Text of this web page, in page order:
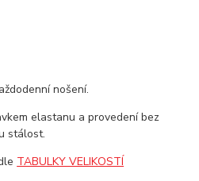
nošení.
elastanu a provedení bez
stálost.
TABULKY VELIKOSTÍ